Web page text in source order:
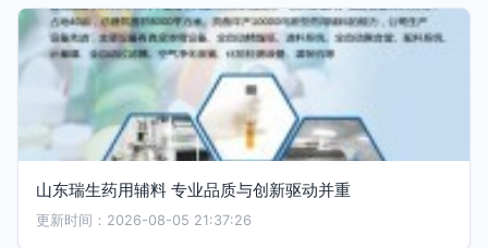
山东瑞生药用辅料 专业品质与创新驱动并重
更新时间：2026-08-05 21:37:26